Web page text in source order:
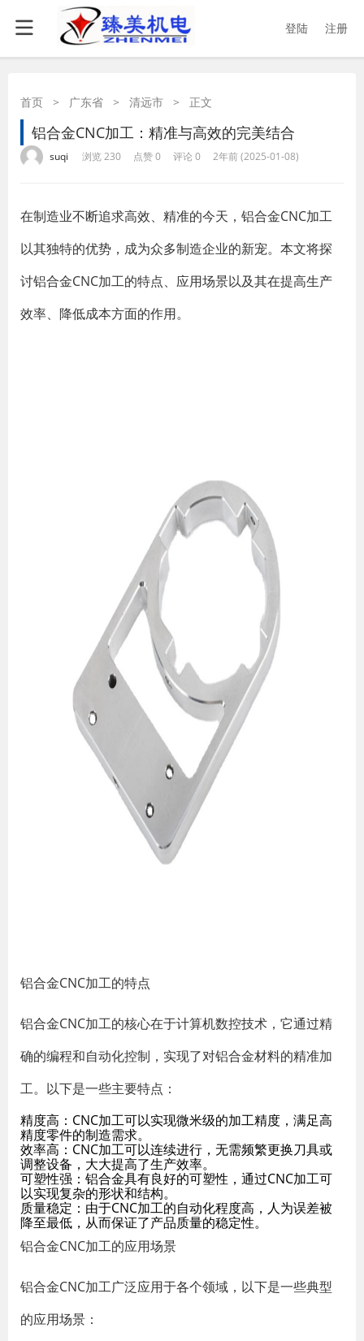
登陆 注册
首页 > 广东省 > 清远市 > 正文
铝合金CNC加工：精准与高效的完美结合
suqi 浏览 230 点赞 0 评论 0 2年前 (2025-01-08)
在制造业不断追求高效、精准的今天，铝合金CNC加工
以其独特的优势，成为众多制造企业的新宠。本文将探
讨铝合金CNC加工的特点、应用场景以及其在提高生产
效率、降低成本方面的作用。
铝合金CNC加工的特点
铝合金CNC加工的核心在于计算机数控技术，它通过精
确的编程和自动化控制，实现了对铝合金材料的精准加
工。以下是一些主要特点：
精度高：CNC加工可以实现微米级的加工精度，满足高
精度零件的制造需求。
效率高：CNC加工可以连续进行，无需频繁更换刀具或
调整设备，大大提高了生产效率。
可塑性强：铝合金具有良好的可塑性，通过CNC加工可
以实现复杂的形状和结构。
质量稳定：由于CNC加工的自动化程度高，人为误差被
降至最低，从而保证了产品质量的稳定性。
铝合金CNC加工的应用场景
铝合金CNC加工广泛应用于各个领域，以下是一些典型
的应用场景：